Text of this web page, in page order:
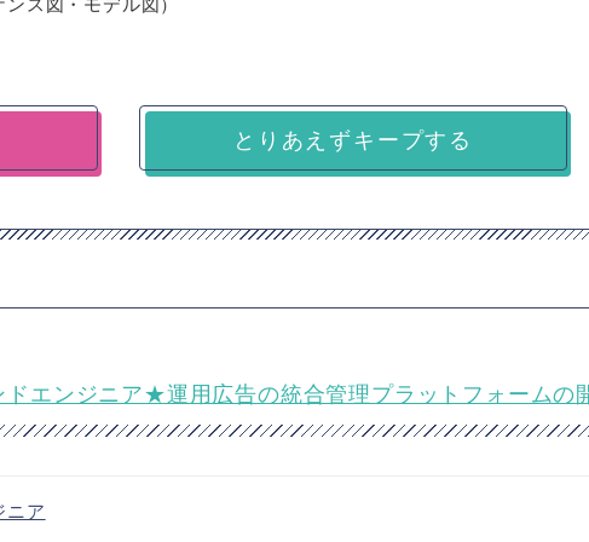
とりあえずキープする
エンジニア★運用広告の統合管理プラットフォームの
ニア